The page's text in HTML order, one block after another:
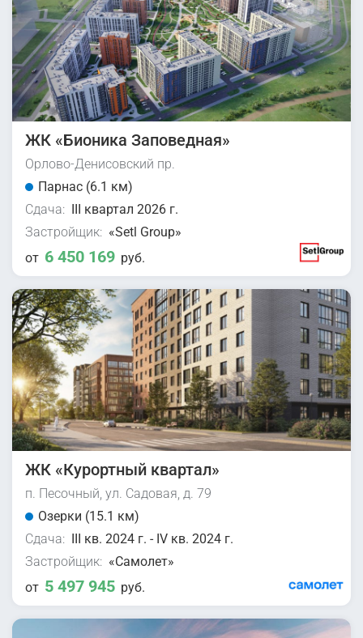
ЖК «Бионика Заповедная»
Орлово-Денисовский пр.
Парнас (6.1 км)
Сдача: III квартал 2026 г.
Застройщик: «Setl Group»
от 6 450 169 руб.
ЖК «Курортный квартал»
п. Песочный, ул. Садовая, д. 79
Озерки (15.1 км)
Сдача: III кв. 2024 г. - IV кв. 2024 г.
Застройщик: «Самолет»
от 5 497 945 руб.